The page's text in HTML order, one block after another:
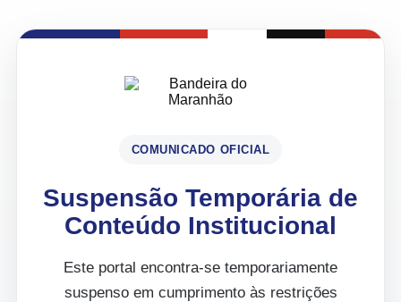
COMUNICADO OFICIAL
Suspensão Temporária de
Conteúdo Institucional
Este portal encontra-se temporariamente
suspenso em cumprimento às restrições